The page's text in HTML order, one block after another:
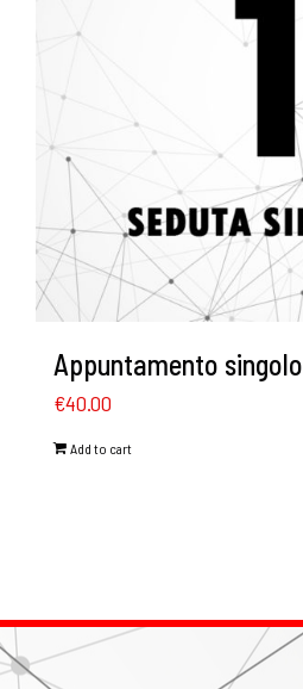
Appuntamento singolo
€40.00
Add to cart